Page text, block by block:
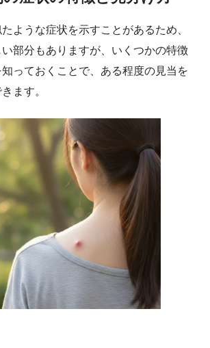
ような症状を示すことがあるため、
部分もありますが、いくつかの特徴
っておくことで、ある程度の見当を
ます。